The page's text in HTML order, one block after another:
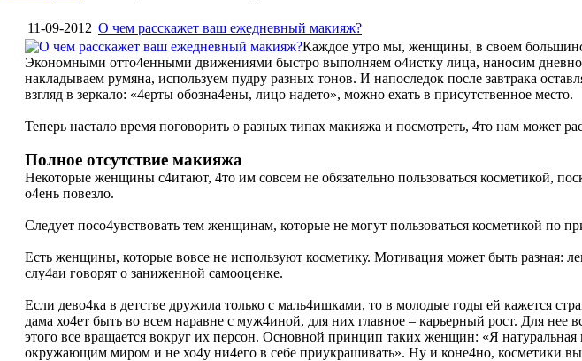
11-09-2012 О чем расскажет ваш ежедневный макияж?
Каждое утро мы, женщины, в своем
Экономными отто4енными движениями быстро выполняем о4истку лица, наносим
накладываем румяна, используем пудру разных тонов. И напоследок после завтрака
взгляд в зеркало: «4ерты обозна4ены, лицо надето», можно ехать в присутственное место.
Теперь настало время поговорить о разных типах макияжа и посмотреть, 4то нам может
Полное отсутствие макияжа
Некоторые женщины с4итают, 4то им совсем не обязательно пользоваться косметикой,
о4ень повезло.
Следует посо4увствовать тем женщинам, которые не могут пользоваться косметикой по
Есть женщины, которые вовсе не используют косметику. Мотивация может быть разная:
слу4аи говорят о заниженной самооценке.
Если дево4ка в детстве дружила только с маль4ишками, то в молодые годы ей кажется
дама хо4ет быть во всем наравне с муж4иной, для них главное – карьерный рост. Для нее
этого все вращается вокруг их персон. Основной принцип таких женщин: «Я натуральная
окружающим миром и не хо4у ни4его в себе приукрашивать». Ну и коне4но, косметики